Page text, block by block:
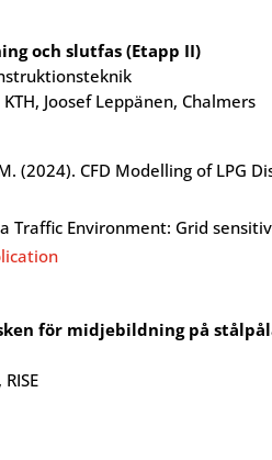
och slutfas (Etapp II)
Joosef Leppänen, Chalmers
(2024). CFD Modelling of
Traffic Environment: Grid
för midjebildning på